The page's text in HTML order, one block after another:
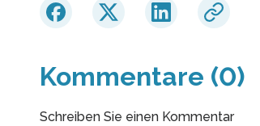
Kommentare (0)
Schreiben Sie einen Kommentar